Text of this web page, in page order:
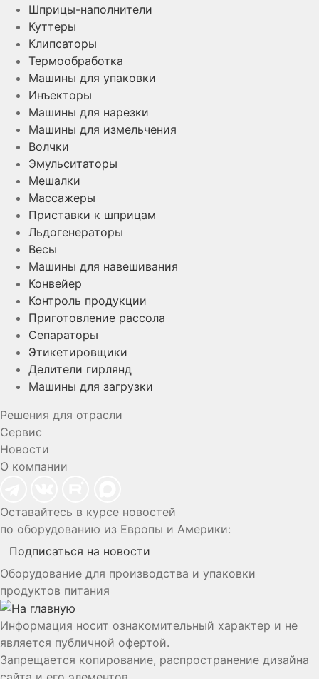
Шприцы-наполнители
Куттеры
Клипсаторы
Термообработка
Машины для упаковки
Инъекторы
Машины для нарезки
Машины для измельчения
Волчки
Эмульситаторы
Мешалки
Массажеры
Приставки к шприцам
Льдогенераторы
Весы
Машины для навешивания
Конвейер
Контроль продукции
Приготовление рассола
Сепараторы
Этикетировщики
Делители гирлянд
Машины для загрузки
Решения для отрасли
Сервис
Новости
О компании
Оставайтесь в курсе новостей
по оборудованию из Европы и Америки:
Подписаться на новости
Оборудование для производства и упаковки
продуктов питания
Информация носит ознакомительный характер и не
является публичной офертой.
Запрещается копирование, распространение дизайна